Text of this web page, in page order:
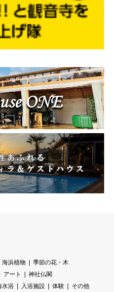
海浜植物
季節の花・木
アート
神社仏閣
水浴 入浴施設 体験
その他